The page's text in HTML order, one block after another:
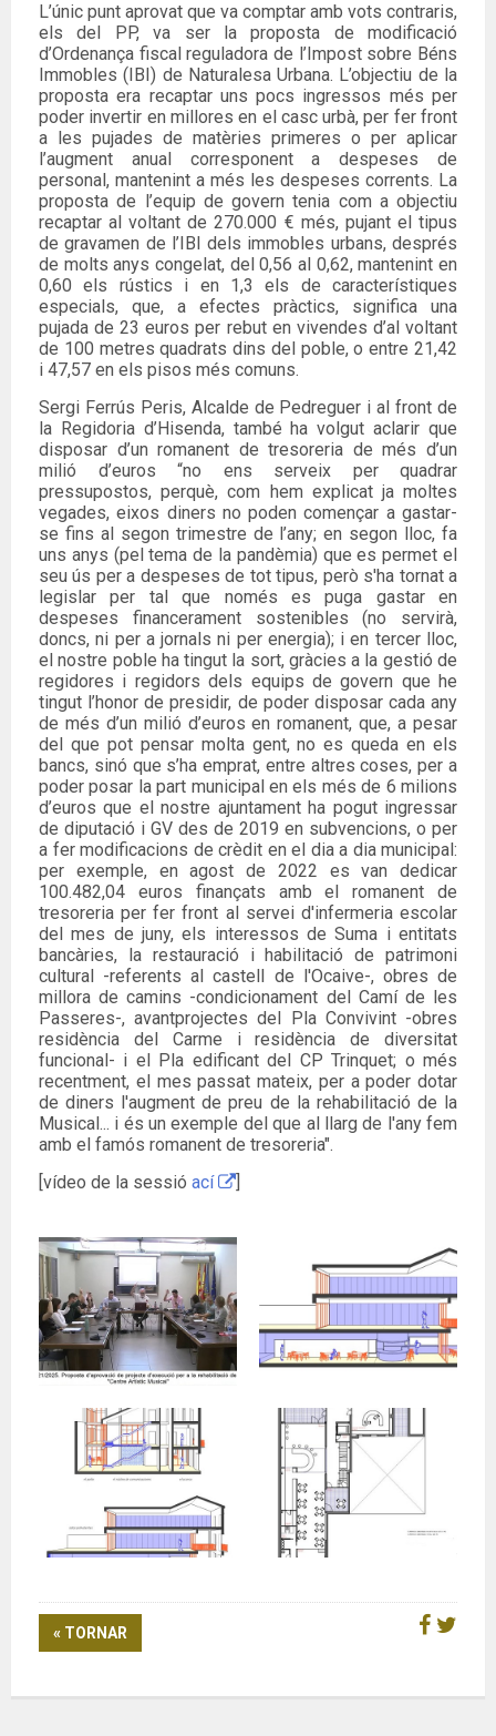
L’únic punt aprovat que va comptar amb vots contraris,
els del PP, va ser la proposta de modificació
d’Ordenança fiscal reguladora de l’Impost sobre Béns
Immobles (IBI) de Naturalesa Urbana. L’objectiu de la
proposta era recaptar uns pocs ingressos més per
poder invertir en millores en el casc urbà, per fer front
a les pujades de matèries primeres o per aplicar
l’augment anual corresponent a despeses de
personal, mantenint a més les despeses corrents. La
proposta de l’equip de govern tenia com a objectiu
recaptar al voltant de 270.000 € més, pujant el tipus
de gravamen de l’IBI dels immobles urbans, després
de molts anys congelat, del 0,56 al 0,62, mantenint en
0,60 els rústics i en 1,3 els de característiques
especials, que, a efectes pràctics, significa una
pujada de 23 euros per rebut en vivendes d’al voltant
de 100 metres quadrats dins del poble, o entre 21,42
i 47,57 en els pisos més comuns.
Sergi Ferrús Peris, Alcalde de Pedreguer i al front de
la Regidoria d’Hisenda, també ha volgut aclarir que
disposar d’un romanent de tresoreria de més d’un
milió d’euros “no ens serveix per quadrar
pressupostos, perquè, com hem explicat ja moltes
vegades, eixos diners no poden començar a gastar-
se fins al segon trimestre de l’any; en segon lloc, fa
uns anys (pel tema de la pandèmia) que es permet el
seu ús per a despeses de tot tipus, però s'ha tornat a
legislar per tal que només es puga gastar en
despeses financerament sostenibles (no servirà,
doncs, ni per a jornals ni per energia); i en tercer lloc,
el nostre poble ha tingut la sort, gràcies a la gestió de
regidores i regidors dels equips de govern que he
tingut l’honor de presidir, de poder disposar cada any
de més d’un milió d’euros en romanent, que, a pesar
del que pot pensar molta gent, no es queda en els
bancs, sinó que s’ha emprat, entre altres coses, per a
poder posar la part municipal en els més de 6 milions
d’euros que el nostre ajuntament ha pogut ingressar
de diputació i GV des de 2019 en subvencions, o per
a fer modificacions de crèdit en el dia a dia municipal:
per exemple, en agost de 2022 es van dedicar
100.482,04 euros finançats amb el romanent de
tresoreria per fer front al servei d'infermeria escolar
del mes de juny, els interessos de Suma i entitats
bancàries, la restauració i habilitació de patrimoni
cultural -referents al castell de l'Ocaive-, obres de
millora de camins -condicionament del Camí de les
Passeres-, avantprojectes del Pla Convivint -obres
residència del Carme i residència de diversitat
funcional- i el Pla edificant del CP Trinquet; o més
recentment, el mes passat mateix, per a poder dotar
de diners l'augment de preu de la rehabilitació de la
Musical... i és un exemple del que al llarg de l'any fem
amb el famós romanent de tresoreria".
[vídeo de la sessió ací ]
« TORNAR